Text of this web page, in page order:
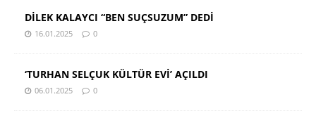
DİLEK KALAYCI “BEN SUÇSUZUM” DEDİ
16.01.2025 0
‘TURHAN SELÇUK KÜLTÜR EVİ’ AÇILDI
06.01.2025 0